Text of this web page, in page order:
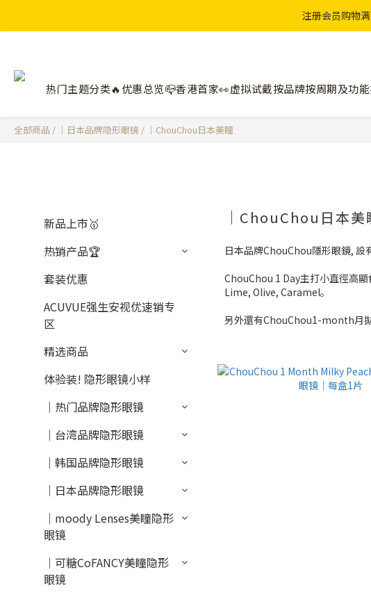
注册会员购物
热门主题分类🔥优惠总览📪香港首家👀虚拟试戴按品牌按周期及功能
全部商品 / ｜日本品牌隐形眼镜 / ｜ChouChou日本美瞳
新品上市🥇
热销产品🏆
套装优惠
ACUVUE强生安视优速销专
区
精选商品
体验装! 隐形眼镜小样
｜热门品牌隐形眼镜
｜台湾品牌隐形眼镜
｜韩国品牌隐形眼镜
｜日本品牌隐形眼镜
｜moody Lenses美瞳隐形
眼镜
｜可糖CoFANCY美瞳隐形
眼镜
｜ChouChou日本美
日本品牌ChouChou隱形眼鏡,
ChouChou 1 Day主打小直徑高
Lime, Olive, Caramel。
另外還有ChouChou1-month月